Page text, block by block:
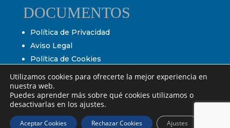
DOCUMENTOS
Política de Privacidad
Aviso Legal
Política de Cookies
Condiciones de venta
Condiciones de subasta
Utilizamos cookies para ofrecerte la mejor experiencia en
nuestra web.
Puedes aprender más sobre qué cookies utilizamos o
desactivarlas en los ajustes.
Aceptar Cookies Rechazar Cookies Ajustes